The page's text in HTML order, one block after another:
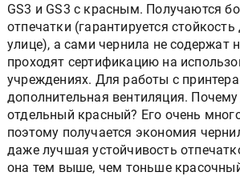
GS3 и GS3 с красным. Получаются
отпечатки (гарантируется стойкость
улице), а сами чернила не содержат
проходят сертификацию на
учреждениях. Для работы с
дополнительная вентиляция.
отдельный красный? Его очень
поэтому получается экономия
даже лучшая устойчивость
она тем выше, чем тоньше